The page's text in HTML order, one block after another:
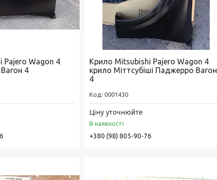
Pajero Wagon 4
4
Крило Mitsubishi Pajero Wagon 4
крило Міттсубіші Паджерро Вагон
4
0001430
Ціну уточнюйте
В наявності
+380 (98) 805-90-76